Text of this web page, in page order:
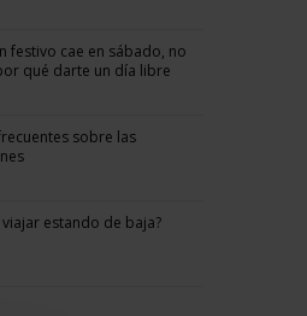
festivo cae en sábado, no
qué darte un día libre
sobre las
viajar estando de baja?